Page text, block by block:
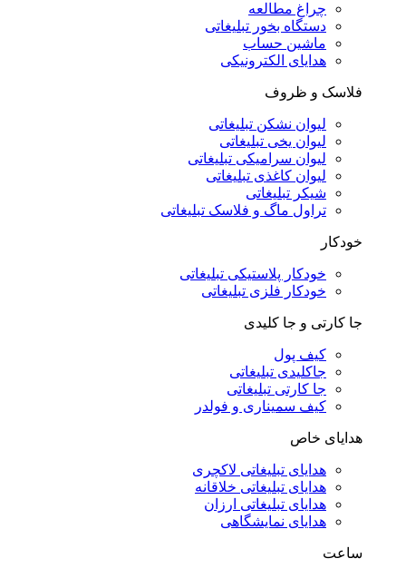
چراغ مطالعه
دستگاه بخور تبلیغاتی
ماشین حساب
هدایای الکترونیکی
فلاسک و ظروف
لیوان نشکن تبلیغاتی
لیوان یخی تبلیغاتی
لیوان سرامیکی تبلیغاتی
لیوان کاغذی تبلیغاتی
شیکر تبلیغاتی
تراول ماگ و فلاسک تبلیغاتی
خودکار
خودکار پلاستیکی تبلیغاتی
خودکار فلزی تبلیغاتی
جا کارتی و جا کلیدی
کیف پول
جاکلیدی تبلیغاتی
جا کارتی تبلیغاتی
کیف سمیناری و فولدر
هدایای خاص
هدایای تبلیغاتی لاکچری
هدایای تبلیغاتی خلاقانه
هدایای تبلیغاتی ارزان
هدایای نمایشگاهی
ساعت